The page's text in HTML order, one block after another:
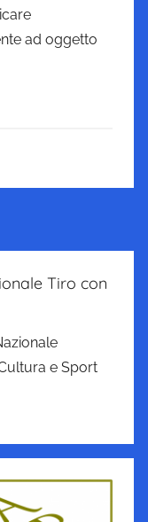
ad oggetto
Tiro con
e Sport